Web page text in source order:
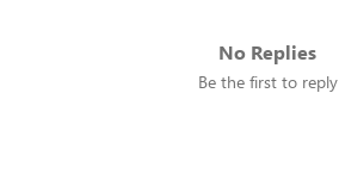
No Replies
Be the first to reply